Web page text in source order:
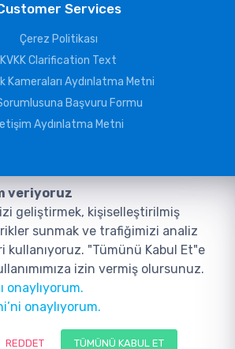
Services
Çerez Politikası
KVKK Clarification Text
Kameraları Aydınlatma Metni
Başvuru Formu
Aydınlatma Metni
TELEKOMÜNİKASYON GÜVENLİK VE BİLİŞİM
ŞTİ. aittir.Design and Software:
Yazılım ve Teknoloji
veriyoruz
geliştirmek, kişiselleştirilmiş
sunmak ve trafiğimizi analiz
kullanıyoruz. "Tümünü Kabul Et"e
izin vermiş olursunuz.
onaylıyorum.
onaylıyorum.
REDDET TÜMÜNÜ KABUL ET